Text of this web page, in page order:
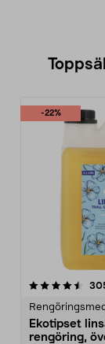
-22%
Ekotipset
rengöring,
4.0 av 5